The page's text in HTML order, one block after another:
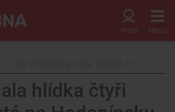
hlídka čtyři